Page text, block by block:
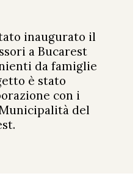
inaugurato il
a Bucarest
da famiglie
è stato
con i
del